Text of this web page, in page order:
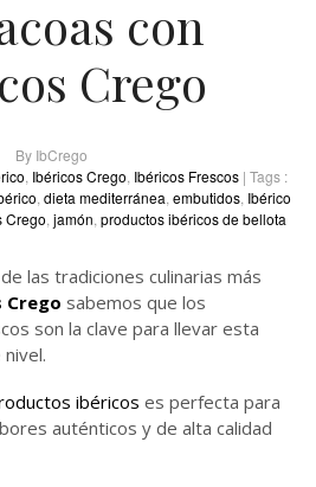
con
Crego
By IbCrego
Ibéricos Crego Ibéricos Frescos| Tags :
dieta mediterránea embutidos, Ibérico
Crego jamón productos ibéricos de bellota
las tradiciones culinarias más
Crego sabemos que los
son la clave para llevar esta
ibéricos es perfecta para
auténticos y de alta calidad